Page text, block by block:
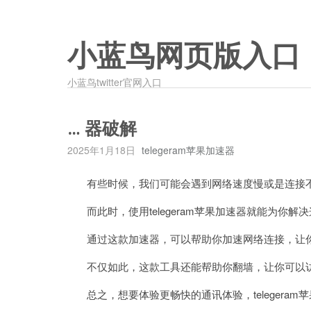
小蓝鸟网页版入口
小蓝鸟twitter官网入口
… 器破解
2025年1月18日 telegeram苹果加速器
有些时候，我们可能会遇到网络速度慢或是连接
而此时，使用telegeram苹果加速器就能为你解决
通过这款加速器，可以帮助你加速网络连接，让
不仅如此，这款工具还能帮助你翻墙，让你可以
总之，想要体验更畅快的通讯体验，telegeram苹